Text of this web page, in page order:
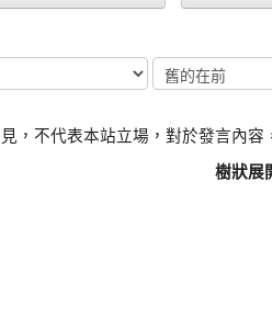
，不代表本站立場，對於發言內容
樹狀展